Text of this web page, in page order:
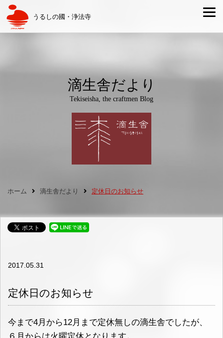
うるしの國・浄法寺
滴生舎だより
Tekiseisha, the craftmen Blog
ホーム 滴生舎だより 定休日のお知らせ
2017.05.31
定休日のお知らせ
今まで4月から12月まで定休無しの滴生舎でしたが、